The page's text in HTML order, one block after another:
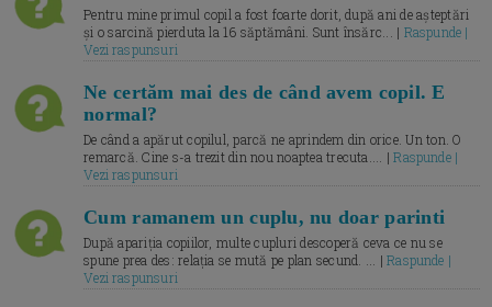
Pentru mine primul copil a fost foarte dorit, după ani de așteptări
și o sarcină pierduta la 16 săptămâni. Sunt însărc... | Raspunde |
Vezi raspunsuri
Ne certăm mai des de când avem copil. E
normal?
De când a apărut copilul, parcă ne aprindem din orice. Un ton. O
remarcă. Cine s-a trezit din nou noaptea trecuta.... |Raspunde |
Vezi raspunsuri
Cum ramanem un cuplu, nu doar parinti
După apariția copiilor, multe cupluri descoperă ceva ce nu se
spune prea des: relația se mută pe plan secund. ... |Raspunde |
Vezi raspunsuri